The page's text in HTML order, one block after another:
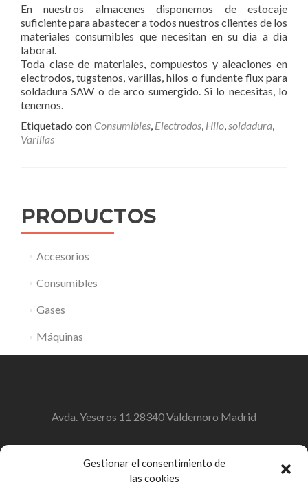
Gestionar el consentimiento de
las cookies
En nuestros almacenes disponemos de estocaje
suficiente para abastecer a todos nuestros clientes de los
materiales consumibles que necesitan en su dia a dia
laboral.
Toda clase de materiales, compuestos y aleaciones en
electrodos, tugstenos, varillas, hilos o fundente flux para
soldadura SAW o de arco sumergido. Si lo necesitas, lo
tenemos.
Etiquetado con Consumibles, Electrodos, Hilo,soldadura,
Varillas
PRODUCTOS
Accesorios
Consumibles
Gases
Máquinas
Avda. Yeseros 11 28340 Valdemoro Madrid
soldaman@soldaman.com